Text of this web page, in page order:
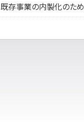
既存事業の内製化のため